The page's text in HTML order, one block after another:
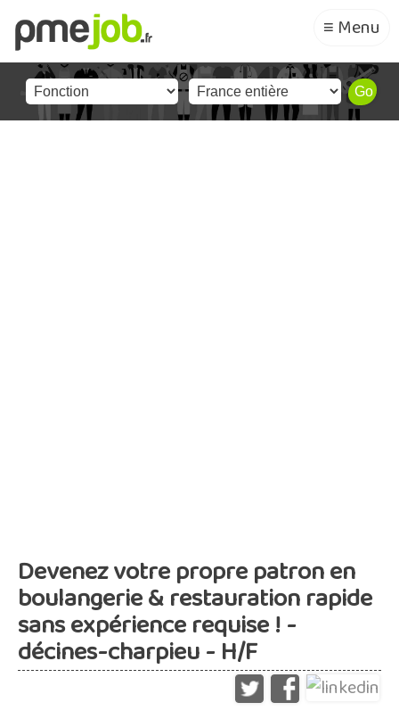
≡ Menu
Devenez votre propre patron en
boulangerie & restauration rapide
sans expérience requise ! -
décines-charpieu - H/F